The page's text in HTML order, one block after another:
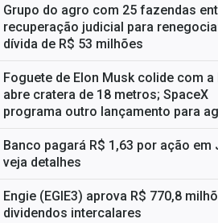
Grupo do agro com 25 fazendas
recuperação judicial para
dívida de R$ 53 milhões
Foguete de Elon Musk colide com a
abre cratera de 18 metros; SpaceX
programa outro lançamento para
Banco pagará R$ 1,63 por ação em
veja detalhes
Engie (EGIE3) aprova R$ 770,8
dividendos intercalares